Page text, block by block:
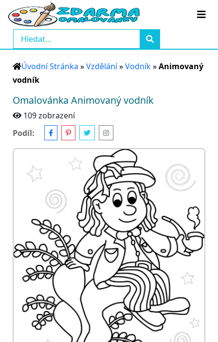
Úvodní Stránka »Vzdělání»Vodník»Animovaný
vodník
Omalovánka Animovaný vodník
109 zobrazení
Podíl: